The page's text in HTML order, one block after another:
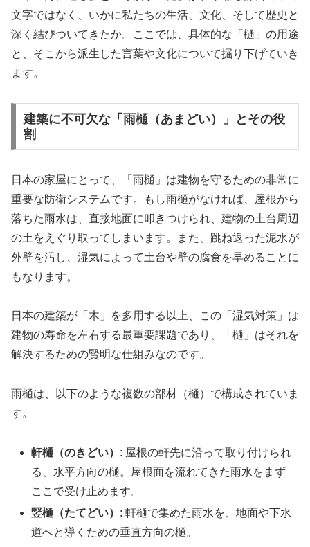
文字ではなく、いかに私たちの生活、文化、そして歴史と
深く結びついてきたか。ここでは、具体的な「樋」の用途
と、そこから派生した言葉や文化について掘り下げていき
ます。
建築に不可欠な「雨樋（あまどい）」とその役
割
日本の家屋にとって、「雨樋」は建物を守るための非常に
重要な防衛システムです。もし雨樋がなければ、屋根から
落ちた雨水は、直接地面に叩きつけられ、建物の土台周辺
の土をえぐり取ってしまいます。また、跳ね返った泥水が
外壁を汚し、湿気によって土台や壁の腐食を早めることに
もなります。
日本の建築が「木」を多用する以上、この「湿気対策」は
建物の寿命を左右する最重要課題であり、「樋」はそれを
解決するための賢明な仕組みなのです。
雨樋は、以下のような複数の部材（樋）で構成されていま
す。
軒樋（のきどい） : 屋根の軒先に沿って取り付けられ
る、水平方向の樋。屋根面を流れてきた雨水をまず
ここで受け止めます。
竪樋（たてどい） : 軒樋で集めた雨水を、地面や下水
道へと導くための垂直方向の樋。